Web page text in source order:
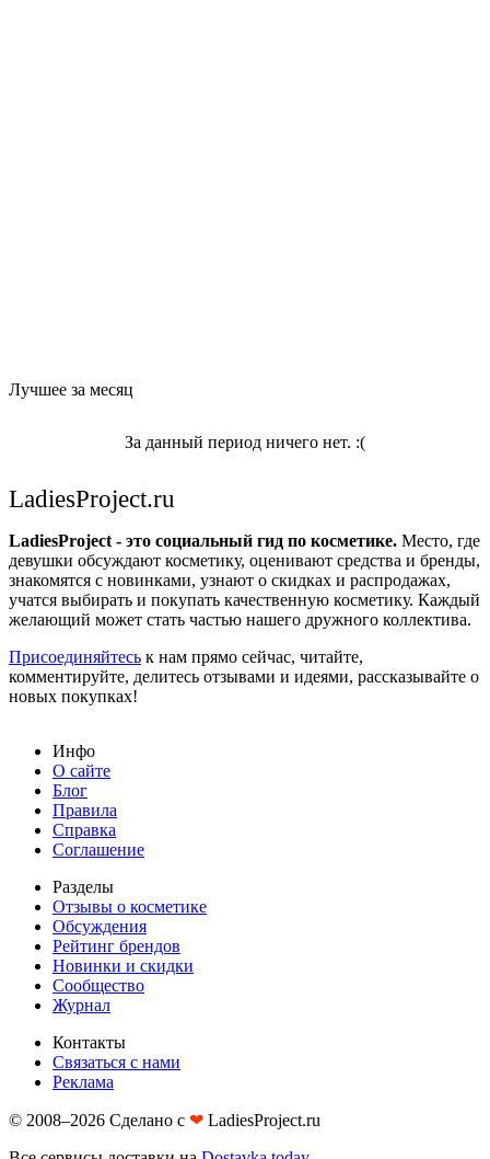
Лучшее за месяц
За данный период ничего нет. :(
LadiesProject.ru
LadiesProject - это социальный гид по косметике. Место, где
девушки обсуждают косметику, оценивают средства и бренды,
знакомятся с новинками, узнают о скидках и распродажах,
учатся выбирать и покупать качественную косметику. Каждый
желающий может стать частью нашего дружного коллектива.
Присоединяйтесь к нам прямо сейчас, читайте,
комментируйте, делитесь отзывами и идеями, рассказывайте о
новых покупках!
Инфо
О сайте
Блог
Правила
Справка
Соглашение
Разделы
Отзывы о косметике
Обсуждения
Рейтинг брендов
Новинки и скидки
Сообщество
Журнал
Контакты
Связаться с нами
Реклама
© 2008–2026 Сделано с ❤︎ LadiesProject.ru